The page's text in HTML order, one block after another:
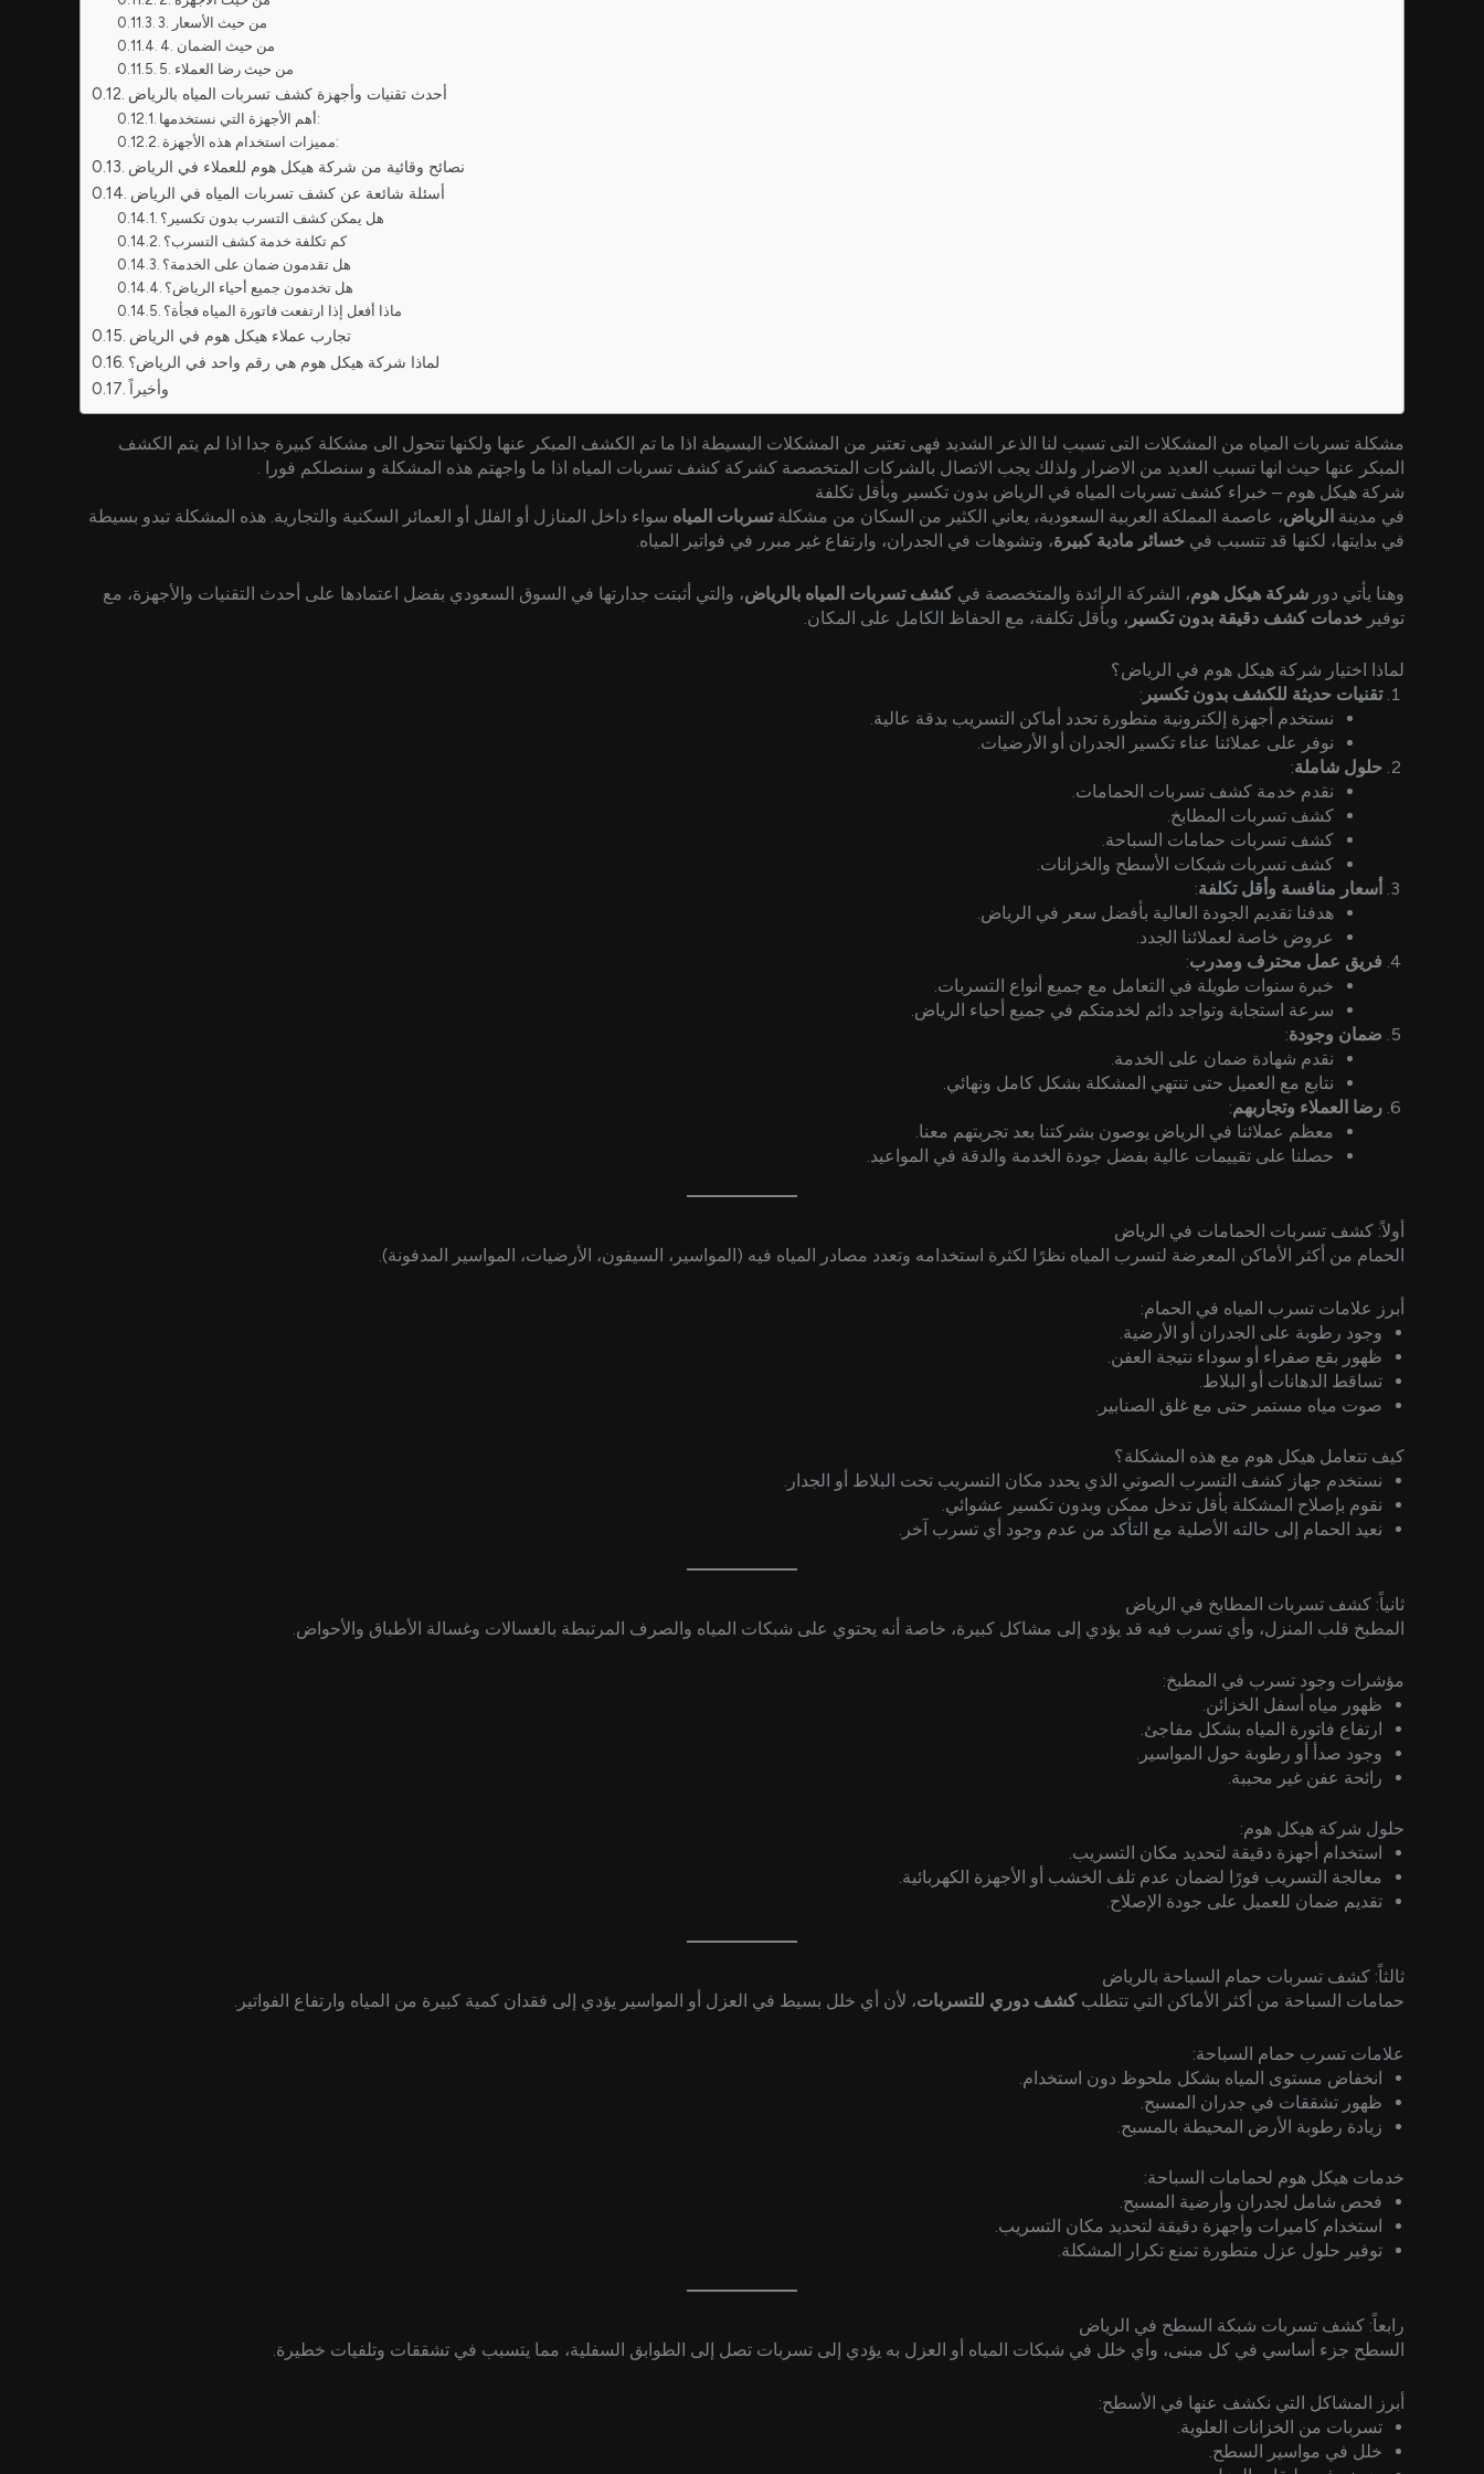
3. من حيث الأسعار
4. من حيث الضمان
5. من حيث رضا العملاء
أحدث تقنيات وأجهزة كشف تسربات المياه بالرياض
أهم الأجهزة التي نستخدمها:
مميزات استخدام هذه الأجهزة:
نصائح وقائية من شركة هيكل هوم للعملاء في الرياض
أسئلة شائعة عن كشف تسربات المياه في الرياض
هل يمكن كشف التسرب بدون تكسير؟
كم تكلفة خدمة كشف التسرب؟
هل تقدمون ضمان على الخدمة؟
هل تخدمون جميع أحياء الرياض؟
ماذا أفعل إذا ارتفعت فاتورة المياه فجأة؟
تجارب عملاء هيكل هوم في الرياض
لماذا شركة هيكل هوم هي رقم واحد في الرياض؟
وأخيراً
مشكلة تسربات المياه من المشكلات التى تسبب لنا الذعر الشديد فهى تعتبر من المشكلات البسيطة اذا ما تم الكشف المبكر عنها ولكنها تتحول الى مشكلة كبيرة جدا اذا لم يتم الكشف
المبكر عنها حيث انها تسبب العديد من الاضرار ولذلك يجب الاتصال بالشركات المتخصصة كشركة كشف تسربات المياه اذا ما واجهتم هذه المشكلة و سنصلكم فورا .
شركة هيكل هوم – خبراء كشف تسربات المياه في الرياض بدون تكسير وبأقل تكلفة
في مدينة الرياض، عاصمة المملكة العربية السعودية، يعاني الكثير من السكان من مشكلةتسربات المياه سواء داخل المنازل أو الفلل أو العمائر السكنية والتجارية. هذه المشكلة تبدو بسيطة
في بدايتها، لكنها قد تتسبب في خسائر مادية كبيرة، وتشوهات في الجدران، وارتفاع غير مبرر في فواتير المياه.
وهنا يأتي دور شركة هيكل هوم، الشركة الرائدة والمتخصصة فيكشف تسربات المياه بالرياض، والتي أثبتت جدارتها في السوق السعودي بفضل اعتمادها على أحدث التقنيات والأجهزة، مع
توفير خدمات كشف دقيقة بدون تكسير ، وبأقل تكلفة، مع الحفاظ الكامل على المكان.
لماذا اختيار شركة هيكل هوم في الرياض؟
تقنيات حديثة للكشف بدون تكسير :
نستخدم أجهزة إلكترونية متطورة تحدد أماكن التسريب بدقة عالية.
نوفر على عملائنا عناء تكسير الجدران أو الأرضيات.
حلول شاملة:
نقدم خدمة كشف تسربات الحمامات.
كشف تسربات المطابخ.
كشف تسربات حمامات السباحة.
كشف تسربات شبكات الأسطح والخزانات.
أسعار منافسة وأقل تكلفة:
هدفنا تقديم الجودة العالية بأفضل سعر في الرياض.
عروض خاصة لعملائنا الجدد.
فريق عمل محترف ومدرب:
خبرة سنوات طويلة في التعامل مع جميع أنواع التسربات.
سرعة استجابة وتواجد دائم لخدمتكم في جميع أحياء الرياض.
ضمان وجودة:
نقدم شهادة ضمان على الخدمة.
نتابع مع العميل حتى تنتهي المشكلة بشكل كامل ونهائي.
رضا العملاء وتجاربهم:
معظم عملائنا في الرياض يوصون بشركتنا بعد تجربتهم معنا.
حصلنا على تقييمات عالية بفضل جودة الخدمة والدقة في المواعيد.
أولاً: كشف تسربات الحمامات في الرياض
الحمام من أكثر الأماكن المعرضة لتسرب المياه نظرًا لكثرة استخدامه وتعدد مصادر المياه فيه (المواسير، السيفون، الأرضيات، المواسير المدفونة).
أبرز علامات تسرب المياه في الحمام:
وجود رطوبة على الجدران أو الأرضية.
ظهور بقع صفراء أو سوداء نتيجة العفن.
تساقط الدهانات أو البلاط.
صوت مياه مستمر حتى مع غلق الصنابير.
كيف تتعامل هيكل هوم مع هذه المشكلة؟
نستخدم جهاز كشف التسرب الصوتي الذي يحدد مكان التسريب تحت البلاط أو الجدار.
نقوم بإصلاح المشكلة بأقل تدخل ممكن وبدون تكسير عشوائي.
نعيد الحمام إلى حالته الأصلية مع التأكد من عدم وجود أي تسرب آخر.
ثانياً: كشف تسربات المطابخ في الرياض
المطبخ قلب المنزل، وأي تسرب فيه قد يؤدي إلى مشاكل كبيرة، خاصة أنه يحتوي على شبكات المياه والصرف المرتبطة بالغسالات وغسالة الأطباق والأحواض.
مؤشرات وجود تسرب في المطبخ:
ظهور مياه أسفل الخزائن.
ارتفاع فاتورة المياه بشكل مفاجئ.
وجود صدأ أو رطوبة حول المواسير.
رائحة عفن غير محببة.
حلول شركة هيكل هوم:
استخدام أجهزة دقيقة لتحديد مكان التسريب.
معالجة التسريب فورًا لضمان عدم تلف الخشب أو الأجهزة الكهربائية.
تقديم ضمان للعميل على جودة الإصلاح.
ثالثاً: كشف تسربات حمام السباحة بالرياض
حمامات السباحة من أكثر الأماكن التي تتطلبكشف دوري للتسربات، لأن أي خلل بسيط في العزل أو المواسير يؤدي إلى فقدان كمية كبيرة من المياه وارتفاع الفواتير.
علامات تسرب حمام السباحة:
انخفاض مستوى المياه بشكل ملحوظ دون استخدام.
ظهور تشققات في جدران المسبح.
زيادة رطوبة الأرض المحيطة بالمسبح.
خدمات هيكل هوم لحمامات السباحة:
فحص شامل لجدران وأرضية المسبح.
استخدام كاميرات وأجهزة دقيقة لتحديد مكان التسريب.
توفير حلول عزل متطورة تمنع تكرار المشكلة.
رابعاً: كشف تسربات شبكة السطح في الرياض
السطح جزء أساسي في كل مبنى، وأي خلل في شبكات المياه أو العزل به يؤدي إلى تسربات تصل إلى الطوابق السفلية، مما يتسبب في تشققات وتلفيات خطيرة.
أبرز المشاكل التي نكشف عنها في الأسطح:
تسربات من الخزانات العلوية.
خلل في مواسير السطح.